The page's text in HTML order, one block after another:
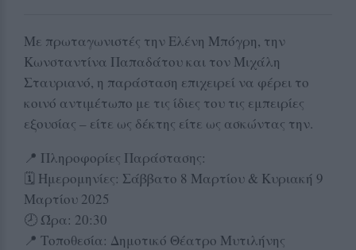
Με πρωταγωνιστές την Ελένη Μπόγρη, την
Κωνσταντίνα Παπαδάτου και τον Μιχάλη
Σταυριανό, η παράσταση επιχειρεί να φέρει το
κοινό αντιμέτωπο με τις ίδιες του τις εμπειρίες
εξουσίας – είτε ως δέκτης είτε ως ασκώντας την.
📍 Πληροφορίες Παράστασης:
🗓️ Ημερομηνίες: Σάββατο 8 Μαρτίου & Κυριακή 9
Μαρτίου 2025
🕗 Ώρα: 20:30
📍 Τοποθεσία: Δημοτικό Θέατρο Μυτιλήνης